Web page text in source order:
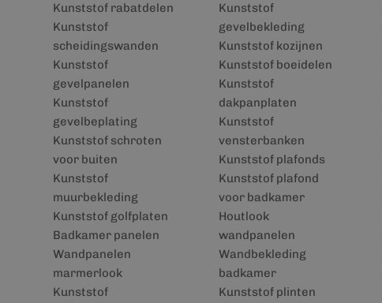
Kunststof rabatdelen
Kunststof
scheidingswanden
Kunststof
gevelpanelen
Kunststof
gevelbeplating
Kunststof schroten
voor buiten
Kunststof
muurbekleding
Kunststof golfplaten
Badkamer panelen
Wandpanelen
marmerlook
Kunststof
Kunststof
gevelbekleding
Kunststof kozijnen
Kunststof boeidelen
Kunststof
dakpanplaten
Kunststof
vensterbanken
Kunststof plafonds
Kunststof plafond
voor badkamer
Houtlook
wandpanelen
Wandbekleding
badkamer
Kunststof plinten